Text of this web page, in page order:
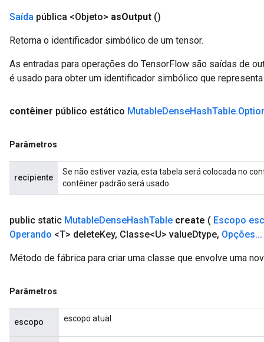
Saída pública <Objeto> asOutput ()
Retorna o identificador simbólico de um tensor.
As entradas para operações do TensorFlow são saídas de
é usado para obter um identificador simbólico que
contêiner público estático MutableDenseHashTable.
Parâmetros
recipiente
Se não estiver vazia, esta tabela será colocada no
contêiner padrão será usado.
public static MutableDenseHashTable create ( Escopo
Operando <T> deleteKey, Classe<U> valueDtype, Opções...
Método de fábrica para criar uma classe que envolve uma
Parâmetros
escopo escopo atual